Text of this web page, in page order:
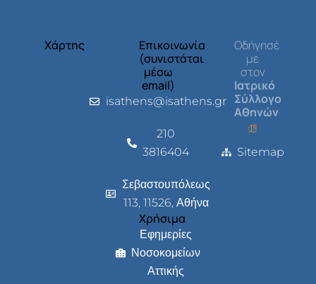
Χάρτης
Επικοινωνία
(συνιστάται
μέσω
email)
isathens@isathens.gr
210
3816404
Σεβαστουπόλεως
113, 11526, Αθήνα
Χρήσιμα
Εφημερίες
Νοσοκομείων
Αττικής
Οδήγησέ
με
στον
Ιατρικό
Σύλλογο
Αθηνών
Sitemap